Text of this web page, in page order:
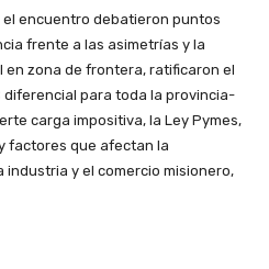
encuentro debatieron puntos
frente a las asimetrías y la
zona de frontera, ratificaron el
diferencial para toda la provincia-
carga impositiva, la Ley Pymes,
factores que afectan la
y el comercio misionero,